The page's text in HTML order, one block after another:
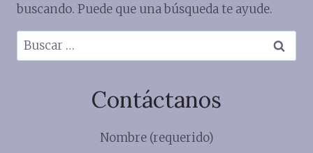
buscando. Puede que una búsqueda te ayude.
Buscar:
Contáctanos
Nombre (requerido)